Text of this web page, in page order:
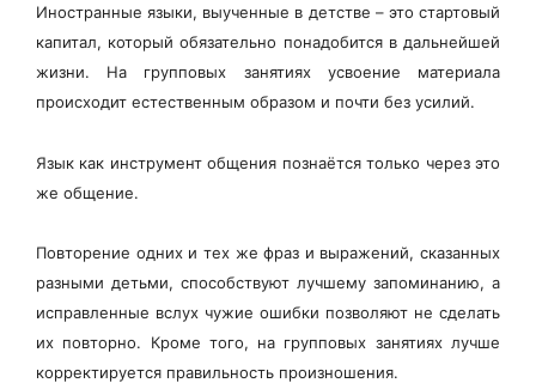
Иностранные языки, выученные в детстве – это стартовый
капитал, который обязательно понадобится в дальнейшей
жизни. На групповых занятиях усвоение материала
происходит естественным образом и почти без усилий.
Язык как инструмент общения познаётся только через это
же общение.
Повторение одних и тех же фраз и выражений, сказанных
разными детьми, способствуют лучшему запоминанию, а
исправленные вслух чужие ошибки позволяют не сделать
их повторно. Кроме того, на групповых занятиях лучше
корректируется правильность произношения.